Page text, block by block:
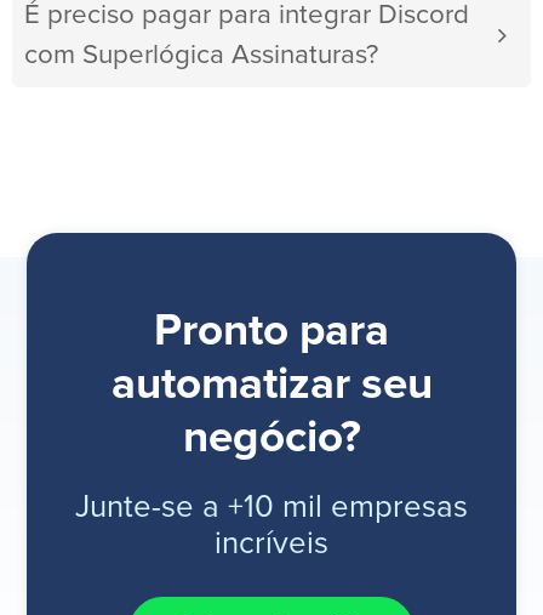
É preciso pagar para integrar Discord
com Superlógica Assinaturas?
Pronto para
automatizar seu
negócio?
Junte-se a +10 mil empresas
incríveis